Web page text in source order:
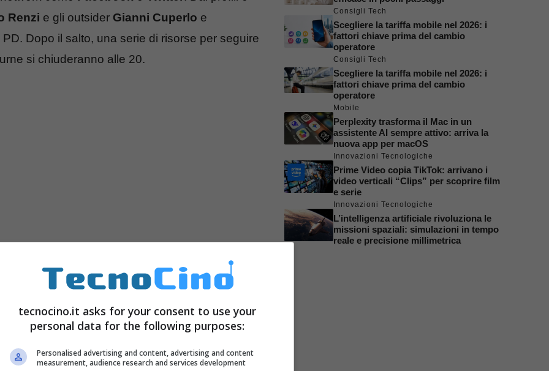
Renzi e gli outsider Gianni Cuperlo e
Dopo il salto, una serie di risorse per seguire
si chiuderanno alle 20.
uno tra Gianni Cuperlo o Giuseppe Civati?
è la
pagina di Nanopress con la diretta in real
mano durante la giornata. Vi rimandiamo
spogli non appena i dati saranno comunicati
Consigli Tech
Scegliere la tariffa mobile nel 2026: i
fattori chiave prima del cambio
operatore
Consigli Tech
Scegliere la tariffa mobile nel 2026: i
fattori chiave prima del cambio
operatore
Mobile
Perplexity trasforma il Mac in un
assistente AI sempre attivo: arriva la
nuova app per macOS
Innovazioni Tecnologiche
Prime Video copia TikTok: arrivano i
video verticali “Clips” per scoprire film
e serie
Innovazioni Tecnologiche
L’intelligenza artificiale rivoluziona le
missioni spaziali: simulazioni in tempo
reale e precisione millimetrica
tecnocino.it asks for your consent to use your
personal data for the following purposes:
Personalised advertising and content, advertising and content
measurement, audience research and services development